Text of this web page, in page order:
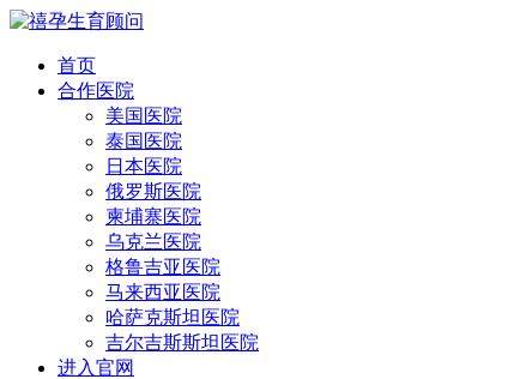
首页
合作医院
美国医院
泰国医院
日本医院
俄罗斯医院
柬埔寨医院
乌克兰医院
格鲁吉亚医院
马来西亚医院
哈萨克斯坦医院
吉尔吉斯斯坦医院
进入官网